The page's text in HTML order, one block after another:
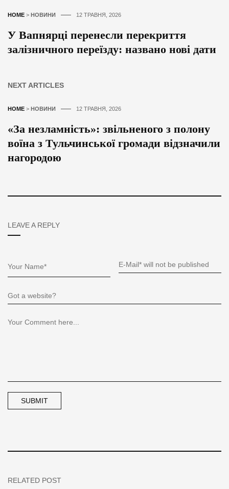
HOME > НОВИНИ 12 ТРАВНЯ, 2026
У Вапнярці перенесли перекриття
залізничного переїзду: названо нові дати
NEXT ARTICLES
HOME > НОВИНИ 12 ТРАВНЯ, 2026
«За незламність»: звільненого з полону
воїна з Тульчинської громади відзначили
нагородою
LEAVE A REPLY
RELATED POST